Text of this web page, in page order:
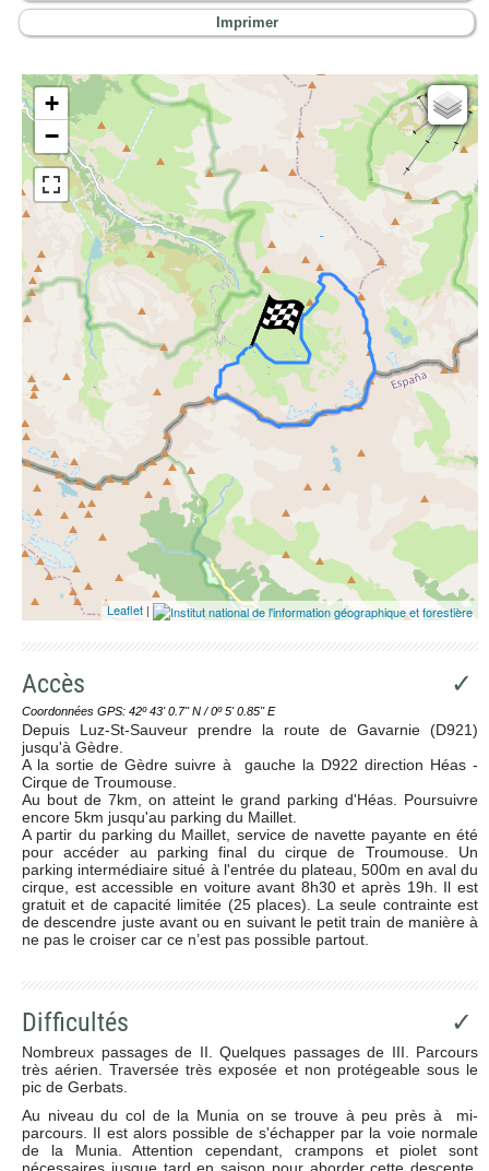
Imprimer
+
−
Cartes IGN
Open Topo Map
Open Street Map
ESRI Word Imagery
Photographies aériennes
Leaflet |
Accès ✓
Coordonnées GPS: 42º 43' 0.7'' N / 0º 5' 0.85'' E
Depuis Luz-St-Sauveur prendre la route de Gavarnie (D921)
jusqu'à Gèdre.
A la sortie de Gèdre suivre à gauche la D922 direction Héas -
Cirque de Troumouse.
Au bout de 7km, on atteint le grand parking d'Héas. Poursuivre
encore 5km jusqu'au parking du Maillet.
A partir du parking du Maillet, service de navette payante en été
pour accéder au parking final du cirque de Troumouse. Un
parking intermédiaire situé à l'entrée du plateau, 500m en aval du
cirque, est accessible en voiture avant 8h30 et après 19h. Il est
gratuit et de capacité limitée (25 places). La seule contrainte est
de descendre juste avant ou en suivant le petit train de manière à
ne pas le croiser car ce n’est pas possible partout.
Difficultés ✓
Nombreux passages de II. Quelques passages de III. Parcours
très aérien. Traversée très exposée et non protégeable sous le
pic de Gerbats.
Au niveau du col de la Munia on se trouve à peu près à mi-
parcours. Il est alors possible de s'échapper par la voie normale
de la Munia. Attention cependant, crampons et piolet sont
nécessaires jusque tard en saison pour aborder cette descente.